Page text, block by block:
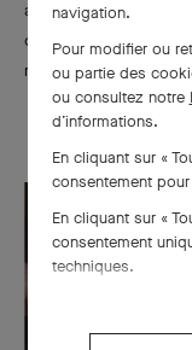
afin de recréer le
des cônes de
rouge du clip Italian
navigation.
Pour modifier ou
ou partie des
ou consultez notre
d’informations.
En cliquant sur «
consentement
En cliquant sur «
consentement
techniques.